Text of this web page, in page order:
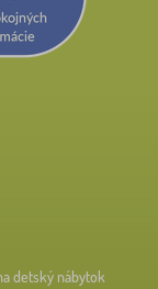
detský nábytok